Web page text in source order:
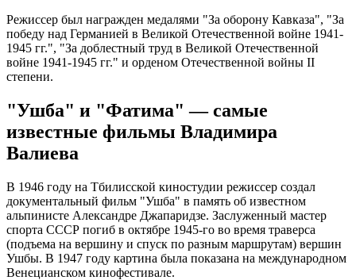
Режиссер был награжден медалями "За оборону Кавказа", "За
победу над Германией в Великой Отечественной войне 1941-
1945 гг.", "За доблестный труд в Великой Отечественной
войне 1941-1945 гг." и орденом Отечественной войны II
степени.
"Ушба" и "Фатима" — самые
известные фильмы Владимира
Валиева
В 1946 году на Тбилисской киностудии режиссер создал
документальный фильм "Ушба" в память об известном
альпинисте Александре Джапаридзе. Заслуженный мастер
спорта СССР погиб в октябре 1945-го во время траверса
(подъема на вершину и спуск по разным маршрутам) вершин
Ушбы. В 1947 году картина была показана на международном
Венецианском кинофестивале.